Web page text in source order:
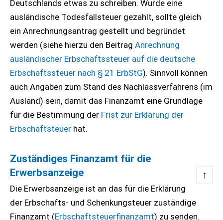
Deutschlands etwas zu schreiben. Wurde eine
ausländische Todesfallsteuer gezahlt, sollte gleich
ein Anrechnungsantrag gestellt und begründet
werden (siehe hierzu den Beitrag Anrechnung
ausländischer Erbschaftssteuer auf die deutsche
Erbschaftssteuer nach § 21 ErbStG). Sinnvoll können
auch Angaben zum Stand des Nachlassverfahrens (im
Ausland) sein, damit das Finanzamt eine Grundlage
für die Bestimmung der Frist zur Erklärung der
Erbschaftsteuer hat.
Zuständiges Finanzamt für die
Erwerbsanzeige
↑
Die Erwerbsanzeige ist an das für die Erklärung
der Erbschafts- und Schenkungsteuer zuständige
Finanzamt (Erbschaftsteuerfinanzamt) zu senden.